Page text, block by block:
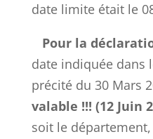
date limite était le
Pour la
date indiquée dans
précité du 30 Mars
valable !!! (12 Juin
soit le département,